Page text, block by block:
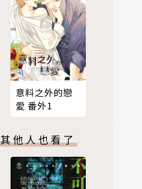
意料之外的戀
愛 番外1
其他人也看了